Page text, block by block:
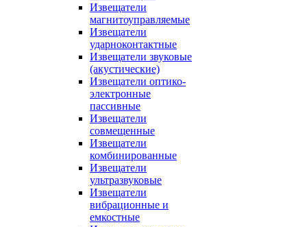
Извещатели
магнитоуправляемые
Извещатели
ударноконтактные
Извещатели звуковые
(акустические)
Извещатели оптико-
электронные
пассивные
Извещатели
совмещенные
Извещатели
комбинированные
Извещатели
ультразвуковые
Извещатели
вибрационные и
емкостные